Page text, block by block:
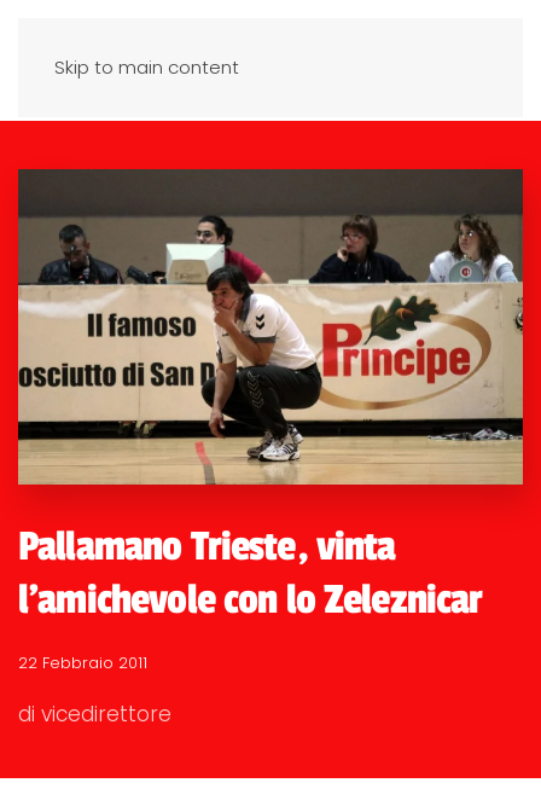
Skip to main content
Pallamano Trieste, vinta
l'amichevole con lo Zeleznicar
22 Febbraio 2011
di vicedirettore